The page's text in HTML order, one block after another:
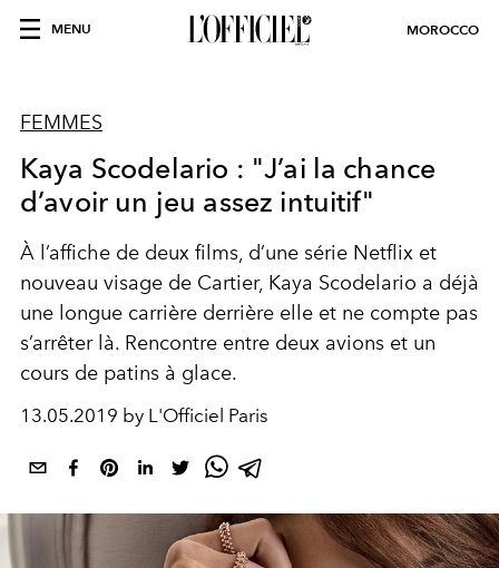
MENU MOROCCO
FEMMES
Kaya Scodelario : "J’ai la chance
d’avoir un jeu assez intuitif"
À l’affiche de deux films, d’une série Netflix et
nouveau visage de Cartier, Kaya Scodelario a déjà
une longue carrière derrière elle et ne compte pas
s’arrêter là. Rencontre entre deux avions et un
cours de patins à glace.
13.05.2019 by L'Officiel Paris